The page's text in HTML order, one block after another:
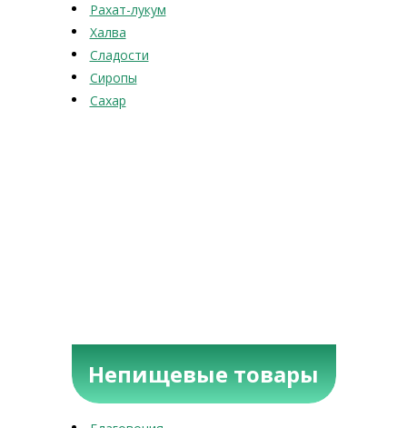
Рахат-лукум
Халва
Сладости
Сиропы
Сахар
Непищевые товары